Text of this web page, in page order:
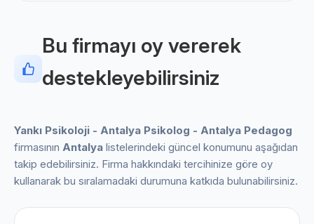
Bu firmayı oy vererek
destekleyebilirsiniz
Yankı Psikoloji - Antalya Psikolog - Antalya Pedagog
firmasının Antalya listelerindeki güncel konumunu aşağıdan
takip edebilirsiniz. Firma hakkındaki tercihinize göre oy
kullanarak bu sıralamadaki durumuna katkıda bulunabilirsiniz.